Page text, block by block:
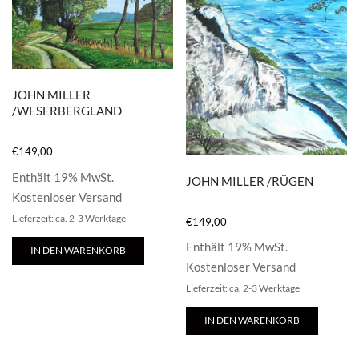
JOHN MILLER
/WESERBERGLAND
€149,00
Enthält 19% MwSt.
Kostenloser Versand
Lieferzeit: ca. 2-3 Werktage
IN DEN WARENKORB
JOHN MILLER /RÜGEN
€149,00
Enthält 19% MwSt.
Kostenloser Versand
Lieferzeit: ca. 2-3 Werktage
IN DEN WARENKORB